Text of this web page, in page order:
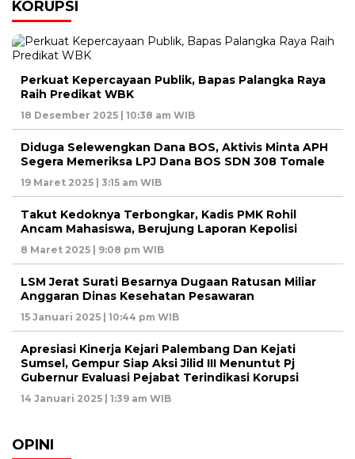
KORUPSI
Perkuat Kepercayaan Publik, Bapas Palangka Raya
Raih Predikat WBK
18 Desember 2025 | 10:38 am WIB
Diduga Selewengkan Dana BOS, Aktivis Minta APH
Segera Memeriksa LPJ Dana BOS SDN 308 Tomale
19 Maret 2025 | 3:15 am WIB
Takut Kedoknya Terbongkar, Kadis PMK Rohil
Ancam Mahasiswa, Berujung Laporan Kepolisi
8 Maret 2025 | 9:08 pm WIB
LSM Jerat Surati Besarnya Dugaan Ratusan Miliar
Anggaran Dinas Kesehatan Pesawaran
15 Januari 2025 | 10:44 pm WIB
Apresiasi Kinerja Kejari Palembang Dan Kejati
Sumsel, Gempur Siap Aksi Jilid III Menuntut Pj
Gubernur Evaluasi Pejabat Terindikasi Korupsi
14 Januari 2025 | 1:39 am WIB
OPINI